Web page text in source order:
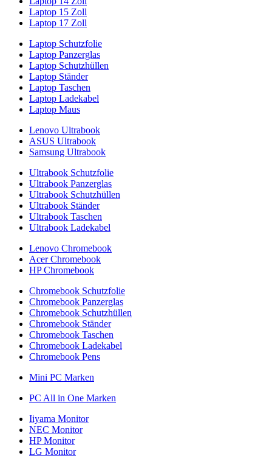
Laptop 15 Zoll
Laptop 17 Zoll
Laptop Schutzfolie
Laptop Panzerglas
Laptop Schutzhüllen
Laptop Ständer
Laptop Taschen
Laptop Ladekabel
Laptop Maus
Lenovo Ultrabook
ASUS Ultrabook
Samsung Ultrabook
Ultrabook Schutzfolie
Ultrabook Panzerglas
Ultrabook Schutzhüllen
Ultrabook Ständer
Ultrabook Taschen
Ultrabook Ladekabel
Lenovo Chromebook
Acer Chromebook
HP Chromebook
Chromebook Schutzfolie
Chromebook Panzerglas
Chromebook Schutzhüllen
Chromebook Ständer
Chromebook Taschen
Chromebook Ladekabel
Chromebook Pens
Mini PC Marken
PC All in One Marken
Iiyama Monitor
NEC Monitor
HP Monitor
LG Monitor